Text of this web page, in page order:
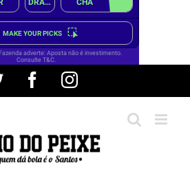
Twitter FacebookInstagram